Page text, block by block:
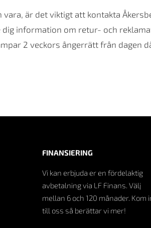
är det viktigt att kontakta
information om retur- och
2 veckors ångerrätt från dagen
FINANSIERING
Vi kan erbjuda er en fördelaktig
avbetalning via LF Finans. Välj
mellan 6 och 120 månader. Kom
till oss så berättar vi mer!